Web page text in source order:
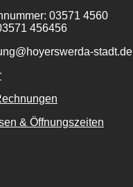
03571 4560
456456
stadt.de
& Öffnungszeiten